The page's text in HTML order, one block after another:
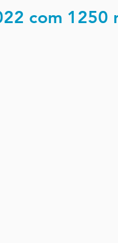
com 1250